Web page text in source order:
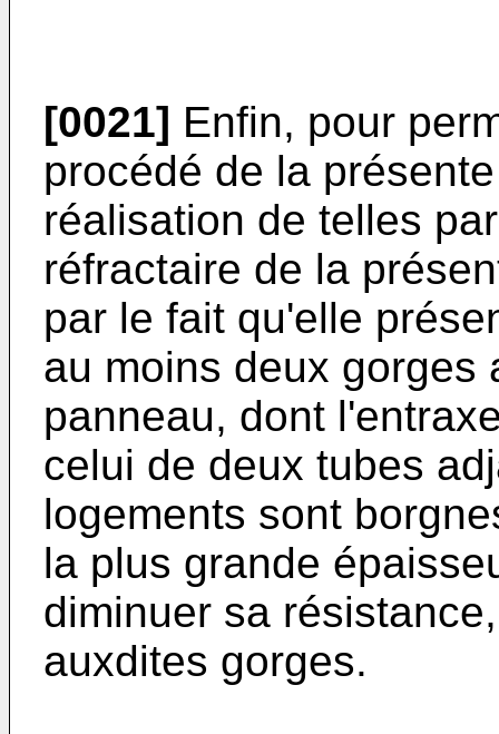
[0021] Enfin, pour
procédé de la
réalisation de telles
réfractaire de la
par le fait qu'elle
au moins deux gorges
panneau, dont
celui de deux tubes
logements sont
la plus grande
diminuer sa
auxdites gorges.